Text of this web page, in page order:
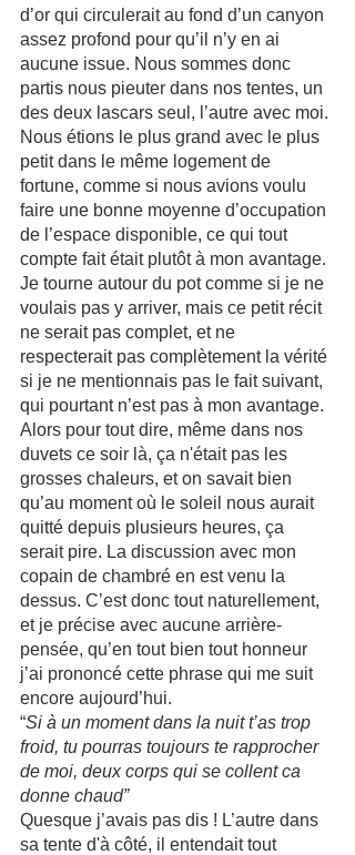
d’or qui circulerait au fond d’un canyon
assez profond pour qu’il n’y en ai
aucune issue. Nous sommes donc
partis nous pieuter dans nos tentes, un
des deux lascars seul, l’autre avec moi.
Nous étions le plus grand avec le plus
petit dans le même logement de
fortune, comme si nous avions voulu
faire une bonne moyenne d’occupation
de l’espace disponible, ce qui tout
compte fait était plutôt à mon avantage.
Je tourne autour du pot comme si je ne
voulais pas y arriver, mais ce petit récit
ne serait pas complet, et ne
respecterait pas complètement la vérité
si je ne mentionnais pas le fait suivant,
qui pourtant n’est pas à mon avantage.
Alors pour tout dire, même dans nos
duvets ce soir là, ça n'était pas les
grosses chaleurs, et on savait bien
qu’au moment où le soleil nous aurait
quitté depuis plusieurs heures, ça
serait pire. La discussion avec mon
copain de chambré en est venu la
dessus. C’est donc tout naturellement,
et je précise avec aucune arrière-
pensée, qu’en tout bien tout honneur
j’ai prononcé cette phrase qui me suit
encore aujourd’hui.
“Si à un moment dans la nuit t’as trop
froid, tu pourras toujours te rapprocher
de moi, deux corps qui se collent ca
donne chaud”
Quesque j’avais pas dis ! L’autre dans
sa tente d'à côté, il entendait tout